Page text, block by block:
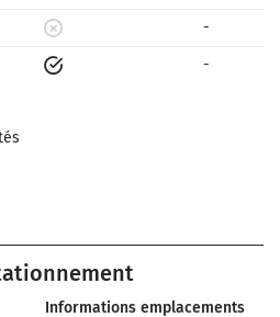
-
-
Informations emplacements